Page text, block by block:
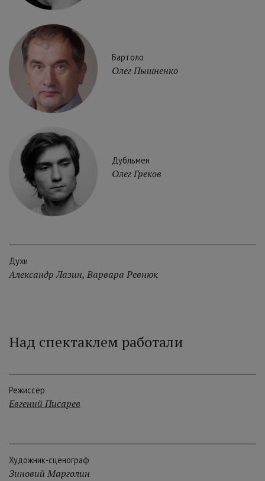
Бартоло
Олег Пышненко
Дубльмен
Олег Греков
Духи
Александр Лазин, Варвара Ревнюк
Над спектаклем работали
Режиссёр
Евгений Писарев
Художник-сценограф
Зиновий Марголин